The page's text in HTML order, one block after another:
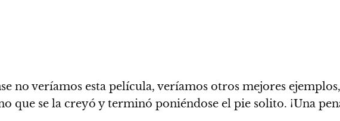
no veríamos esta película, veríamos otros mejores
que se la creyó y terminó poniéndose el pie solito. ¡Una